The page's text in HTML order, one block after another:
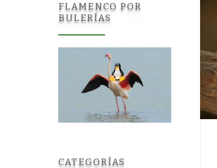
FLAMENCO POR
BULERÍAS
CATEGORÍAS